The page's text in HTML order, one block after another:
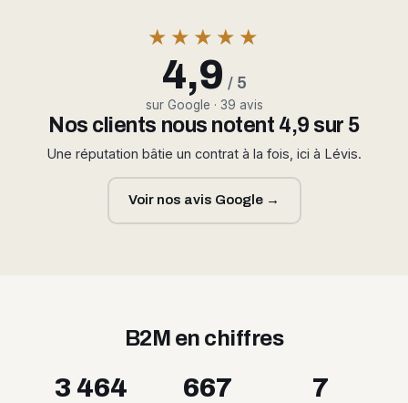
★★★★★
4,9 / 5
sur Google · 39 avis
Nos clients nous notent 4,9 sur 5
Une réputation bâtie un contrat à la fois, ici à Lévis.
Voir nos avis Google →
B2M en chiffres
3 464 667 7